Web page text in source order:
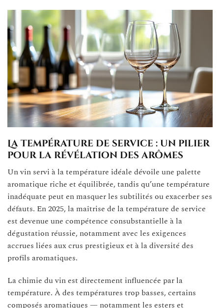
La température de service : un pilier
pour la révélation des arômes
Un vin servi à la température idéale dévoile une palette
aromatique riche et équilibrée, tandis qu’une température
inadéquate peut en masquer les subtilités ou exacerber ses
défauts. En 2025, la maîtrise de la température de service
est devenue une compétence consubstantielle à la
dégustation réussie, notamment avec les exigences
accrues liées aux crus prestigieux et à la diversité des
profils aromatiques.
La chimie du vin est directement influencée par la
température. À des températures trop basses, certains
composés aromatiques — notamment les esters et